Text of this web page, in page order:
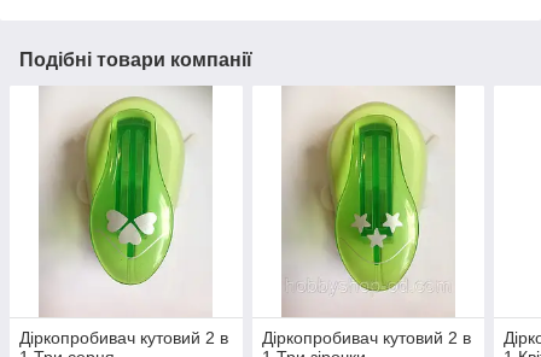
Подібні товари компанії
Діркопробивач кутовий 2 в
Діркопробивач кутовий 2 в